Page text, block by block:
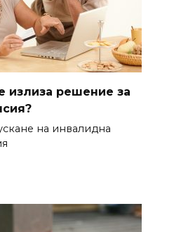
излиза решение за
на инвалидна